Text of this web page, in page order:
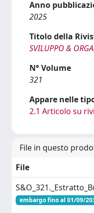
Anno
2025
Titolo della
SVILUPPO &
N° Volume
321
Appare nelle
2.1 Articolo su
File in questo
File
embargo fino al 01/09/